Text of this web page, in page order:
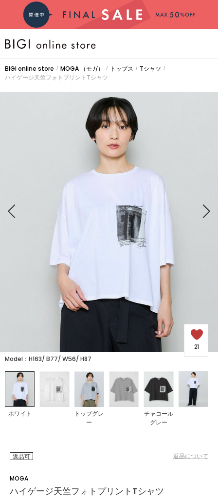
BRAND
COMING SOON
PRE ORDER
COORDINATE
お問い合わせ
OUTLET
BIGI online store / MOGA （モガ） / トップス / Tシャツ /
ハイゲージ天竺フォトプリントTシャツ
21
Model：H163/ B77/ W56/ H87
ホワイト
トップグレ
ー
チャコール
グレー
返品可 返品について
MOGA
ハイゲージ天竺フォトプリントTシャツ